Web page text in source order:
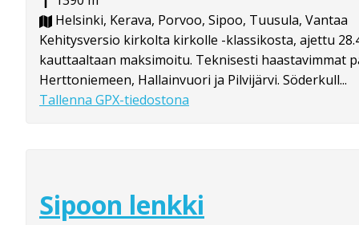
Helsinki, Kerava, Porvoo, Sipoo, Tuusula, Vantaa
Kehitysversio kirkolta kirkolle -klassikosta, ajettu
kauttaaltaan maksimoitu. Teknisesti haastavimmat
Herttoniemeen, Hallainvuori ja Pilvijärvi. Söderkull...
Tallenna GPX-tiedostona
Sipoon lenkki